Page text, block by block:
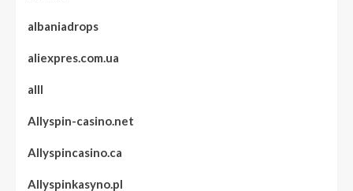
albaniadrops
aliexpres.com.ua
alll
Allyspin-casino.net
Allyspincasino.ca
Allyspinkasyno.pl